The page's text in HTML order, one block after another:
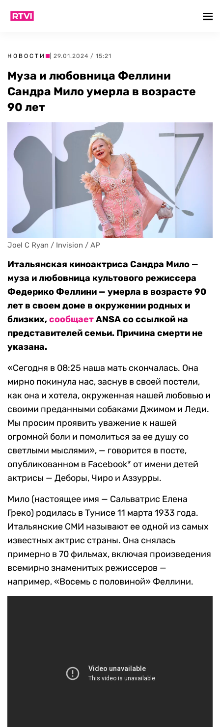
НОВОСТИ | 29.01.2024 / 15:21
Муза и любовница Феллини
Сандра Мило умерла в возрасте
90 лет
Joel C Ryan / Invision / AP
Итальянская киноактриса Сандра Мило —
муза и любовница культового режиссера
Федерико Феллини — умерла в возрасте 90
лет в своем доме в окружении родных и
близких,сообщаетANSA со ссылкой на
представителей семьи. Причина смерти не
указана.
«Сегодня в 08:25 наша мать скончалась. Она
мирно покинула нас, заснув в своей постели,
как она и хотела, окруженная нашей любовью и
своими преданными собаками Джимом и Леди.
Мы просим проявить уважение к нашей
огромной боли и помолиться за ее душу со
светлыми мыслями», — говорится в посте,
опубликованном в Facebook* от имени детей
актрисы — Деборы, Чиро и Аззурры.
Мило (настоящее имя — Сальватрис Елена
Греко) родилась в Тунисе 11 марта 1933 года.
Итальянские СМИ называют ее одной из самых
известных актрис страны. Она снялась
примерно в 70 фильмах, включая произведения
всемирно знаменитых режиссеров —
например, «Восемь с половиной» Феллини.